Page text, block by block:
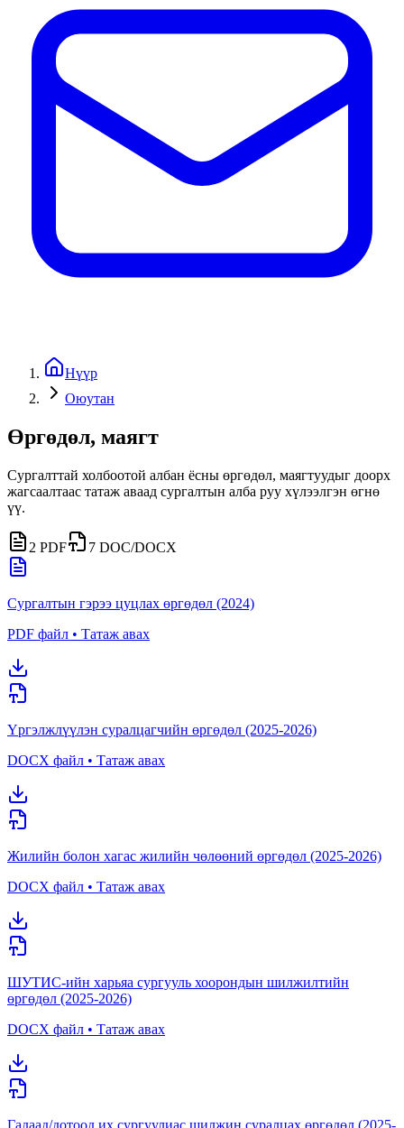
Нүүр
Оюутан
Өргөдөл, маягт
Сургалттай холбоотой албан ёсны өргөдөл, маягтуудыг доорх
жагсаалтаас татаж аваад сургалтын алба руу хүлээлгэн өгнө
үү.
2 PDF 7 DOC/DOCX
Сургалтын гэрээ цуцлах өргөдөл (2024)
PDF файл • Татаж авах
Үргэлжлүүлэн суралцагчийн өргөдөл (2025-2026)
DOCX файл • Татаж авах
Жилийн болон хагас жилийн чөлөөний өргөдөл (2025-2026)
DOCX файл • Татаж авах
ШУТИС-ийн харьяа сургууль хоорондын шилжилтийн
өргөдөл (2025-2026)
DOCX файл • Татаж авах
Гадаад/дотоод их сургуулиас шилжин суралцах өргөдөл (2025-